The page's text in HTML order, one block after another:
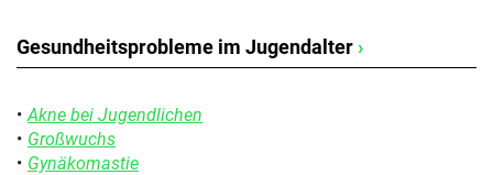
Gesundheitsprobleme im Jugendalter ›
Akne bei Jugendlichen
Großwuchs
Gynäkomastie